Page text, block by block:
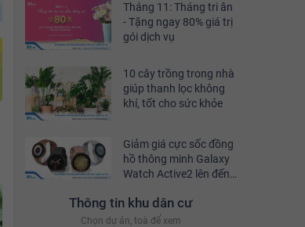
Tháng 11: Tháng tri ân
- Tặng ngay 80% giá trị
gói dịch vụ
10 cây trồng trong nhà
giúp thanh lọc không
khí, tốt cho sức khỏe
Giảm giá cực sốc đồng
hồ thông minh Galaxy
Watch Active2 lên đến
Thông tin khu dân cư
Chọn dự án, toà để xem